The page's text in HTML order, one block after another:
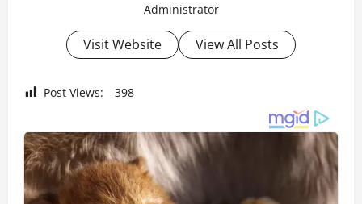
Administrator
Visit Website View All Posts
Post Views: 398